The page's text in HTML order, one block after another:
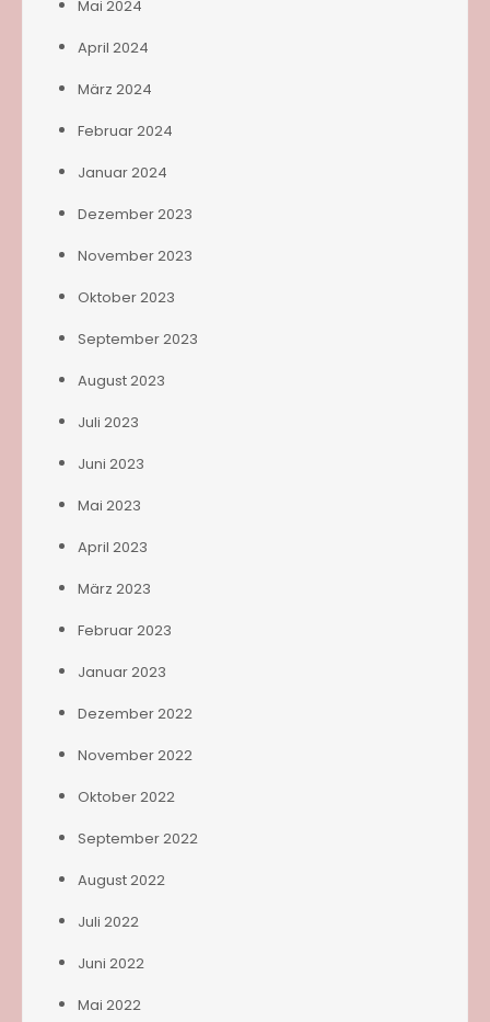
Mai 2024
April 2024
März 2024
Februar 2024
Januar 2024
Dezember 2023
November 2023
Oktober 2023
September 2023
August 2023
Juli 2023
Juni 2023
Mai 2023
April 2023
März 2023
Februar 2023
Januar 2023
Dezember 2022
November 2022
Oktober 2022
September 2022
August 2022
Juli 2022
Juni 2022
Mai 2022